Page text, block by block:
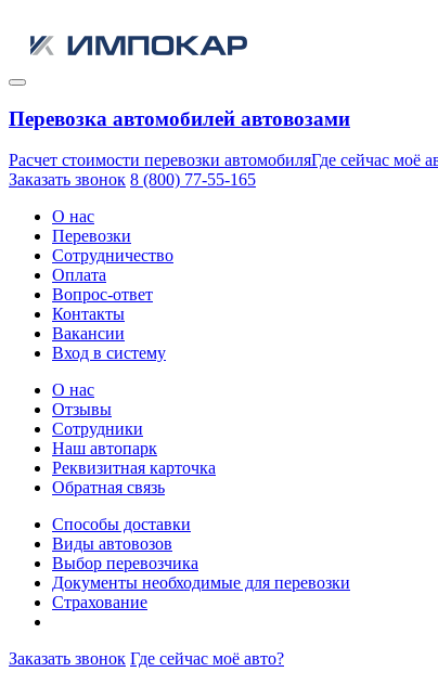
Перевозка автомобилей автовозами
Расчет стоимости перевозки автомобиляГде сейчас моё
Заказать звонок 8 (800) 77-55-165
О нас
Перевозки
Сотрудничество
Оплата
Вопрос-ответ
Контакты
Вакансии
Вход в систему
О нас
Отзывы
Сотрудники
Наш автопарк
Реквизитная карточка
Обратная связь
Способы доставки
Виды автовозов
Выбор перевозчика
Документы необходимые для перевозки
Страхование
Заказать звонок Где сейчас моё авто?